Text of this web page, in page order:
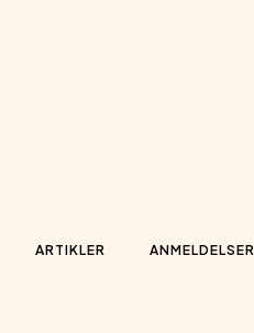
ARTIKLER ANMELDELSER